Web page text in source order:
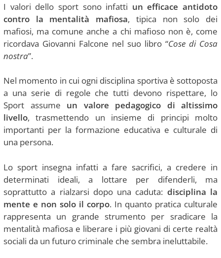
I valori dello sport sono infatti un efficace antidoto
contro la mentalità mafiosa, tipica non solo dei
mafiosi, ma comune anche a chi mafioso non è, come
ricordava Giovanni Falcone nel suo libro “Cose di Cosa
nostra”.
Nel momento in cui ogni disciplina sportiva è sottoposta
a una serie di regole che tutti devono rispettare, lo
Sport assume un valore pedagogico di altissimo
livello, trasmettendo un insieme di principi molto
importanti per la formazione educativa e culturale di
una persona.
Lo sport insegna infatti a fare sacrifici, a credere in
determinati ideali, a lottare per difenderli, ma
soprattutto a rialzarsi dopo una caduta: disciplina la
mente e non solo il corpo. In quanto pratica culturale
rappresenta un grande strumento per sradicare la
mentalità mafiosa e liberare i più giovani di certe realtà
sociali da un futuro criminale che sembra ineluttabile.